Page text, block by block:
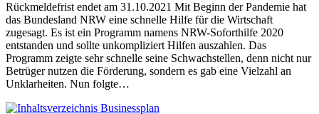
Rückmeldefrist endet am 31.10.2021 Mit Beginn der Pandemie hat
das Bundesland NRW eine schnelle Hilfe für die Wirtschaft
zugesagt. Es ist ein Programm namens NRW-Soforthilfe 2020
entstanden und sollte unkompliziert Hilfen auszahlen. Das
Programm zeigte sehr schnelle seine Schwachstellen, denn nicht nur
Betrüger nutzen die Förderung, sondern es gab eine Vielzahl an
Unklarheiten. Nun folgte…